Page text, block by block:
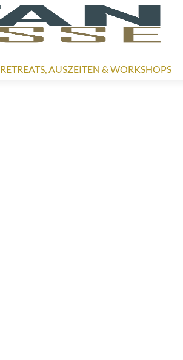
Inhalt
RETREATS, AUSZEITEN & WORKSHOPS